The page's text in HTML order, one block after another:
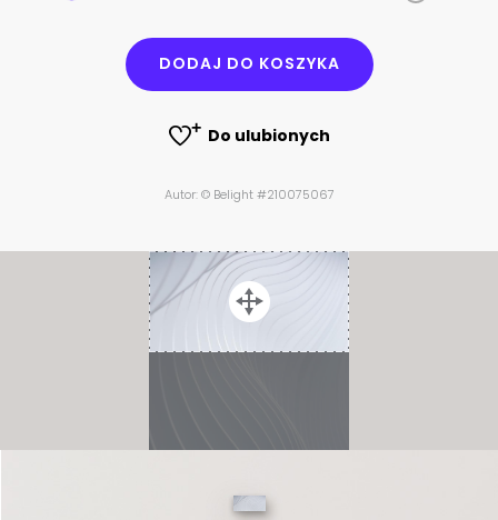
DODAJ DO KOSZYKA
Do ulubionych
Autor: © Belight #210075067